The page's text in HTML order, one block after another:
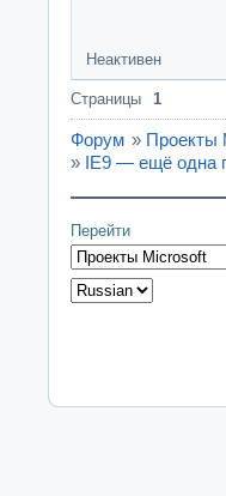
Неактивен
Страницы 1
Форум » Проекты
» IE9 — ещё одна
Перейти